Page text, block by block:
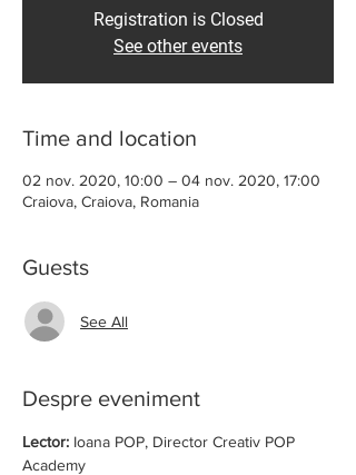
Registration is Closed
See other events
Time and location
02 nov. 2020, 10:00 – 04 nov. 2020, 17:00
Craiova, Craiova, Romania
Guests
See All
Despre eveniment
Lector: Ioana POP, Director Creativ POP
Academy